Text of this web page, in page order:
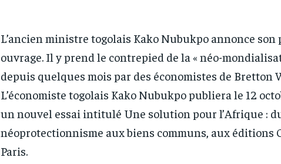
L’ancien ministre togolais Kako Nubukpo annonce son
ouvrage. Il y prend le contrepied de la « néo-
depuis quelques mois par des économistes de Bretton
L’économiste togolais Kako Nubukpo publiera le 12
un nouvel essai intitulé Une solution pour l’Afrique :
néoprotectionnisme aux biens communs, aux éditions
Paris.